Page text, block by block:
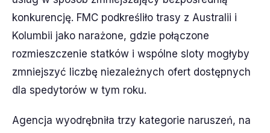
konkurencję. FMC podkreśliło trasy z Australii i
Kolumbii jako narażone, gdzie połączone
rozmieszczenie statków i wspólne sloty mogłyby
zmniejszyć liczbę niezależnych ofert dostępnych
dla spedytorów w tym roku.
Agencja wyodrębniła trzy kategorie naruszeń, na